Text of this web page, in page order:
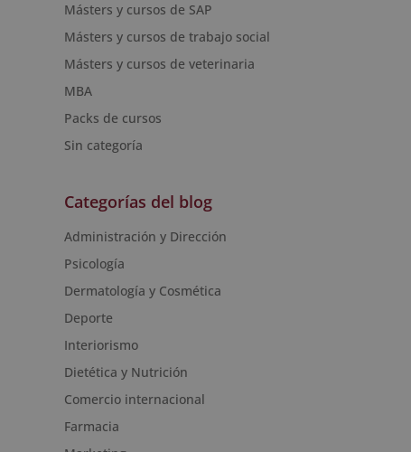
Másters y cursos de SAP
Másters y cursos de trabajo social
Másters y cursos de veterinaria
MBA
Packs de cursos
Sin categoría
Categorías del blog
Administración y Dirección
Psicología
Dermatología y Cosmética
Deporte
Interiorismo
Dietética y Nutrición
Comercio internacional
Farmacia